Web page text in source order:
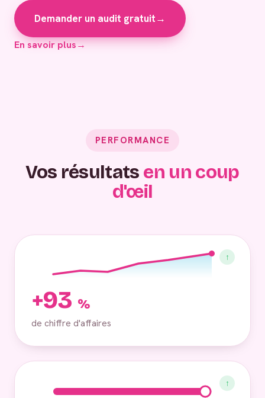
Demander un audit gratuit→
En savoir plus→
PERFORMANCE
Vos résultats en un coup
d'œil
↑
+93 %
de chiffre d'affaires
↑